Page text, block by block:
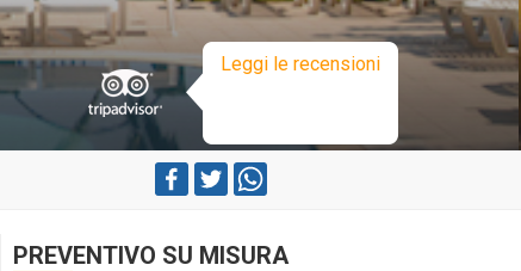
Leggi le recensioni
PREVENTIVO SU MISURA